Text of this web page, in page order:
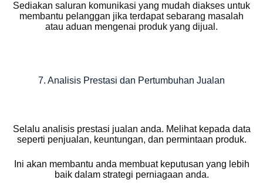
Sediakan saluran komunikasi yang mudah diakses untuk
membantu pelanggan jika terdapat sebarang masalah
atau aduan mengenai produk yang dijual.
7. Analisis Prestasi dan Pertumbuhan Jualan
Selalu analisis prestasi jualan anda. Melihat kepada data
seperti penjualan, keuntungan, dan permintaan produk.
Ini akan membantu anda membuat keputusan yang lebih
baik dalam strategi perniagaan anda.